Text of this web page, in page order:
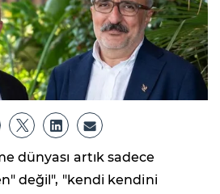
dünyası artık sadece
değil", "kendi kendini